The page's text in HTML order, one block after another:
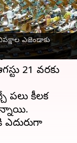
ఎజెండాకు
21 వరకు
పలు కీలక
ఎదురుగా